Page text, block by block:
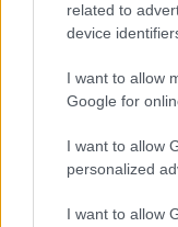
related to
device
I want to allow
Google for
I want to allow
personalized
I want to allow
ΕΤΙΚΕΤΕΣ MaaS
Ευρώπη